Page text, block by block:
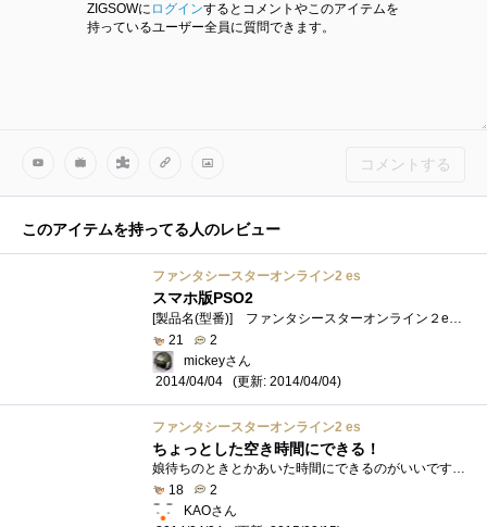
https://ssl.pso2.jp/es/players/support/inquiry/
ZIGSOWに ログインするとコメントやこのアイテムを
持っているユーザー全員に質問できます。
コメントする
このアイテムを持ってる人のレビュー
ファンタシースターオンライン2 es
スマホ版PSO2
[製品名(型番)] ファンタシースターオンライン２es（）[購入経緯] PSO2のスマホ版ということでインストール。[内容] PSO2のスマホ版、PSO2esにな�...
21
2
mickeyさん
2014/04/04
(更新: 2014/04/04)
ファンタシースターオンライン2 es
ちょっとした空き時間にできる！
娘待ちのときとかあいた時間にできるのがいいですね～これなら何時間でも待ちますｗ 【アプリ】
18
2
KAOさん